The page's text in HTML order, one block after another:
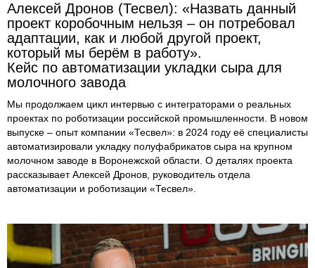
Алексей Дронов (Тесвел): «Назвать данный
проект коробочным нельзя – он потребовал
адаптации, как и любой другой проект,
который мы берём в работу».
Кейс по автоматизации укладки сыра для
молочного завода
Мы продолжаем цикл интервью с интеграторами о реальных
проектах по роботизации российской промышленности. В новом
выпуске – опыт компании «Тесвел»: в 2024 году её специалисты
автоматизировали укладку полуфабрикатов сыра на крупном
молочном заводе в Воронежской области. О деталях проекта
рассказывает Алексей Дронов, руководитель отдела
автоматизации и роботизации «Тесвел».